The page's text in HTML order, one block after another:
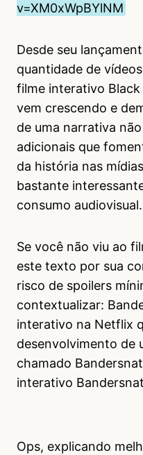
v=XM0xWpBYlNM
Desde seu
quantidade de
filme interativo
vem crescendo e
de uma narrativa
adicionais que
da história nas
bastante
consumo audiovisual.
Se você não viu ao
este texto por sua
risco de spoilers
contextualizar:
interativo na Netflix
desenvolvimento de
chamado
interativo
Ops, explicando